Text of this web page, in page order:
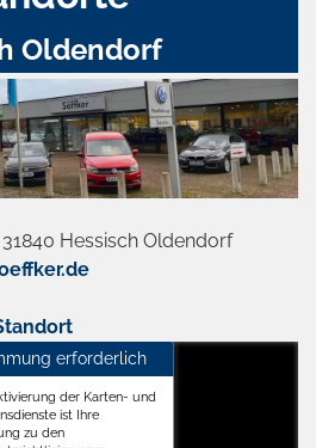
Oldendorf
Hessisch Oldendorf
Oldendorf
erforderlich
der Karten- und
ist Ihre
zu den